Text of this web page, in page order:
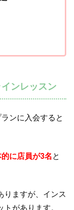
ンレッスン
ンに入会すると
に店員が3名 と
りますが、インス
があります。